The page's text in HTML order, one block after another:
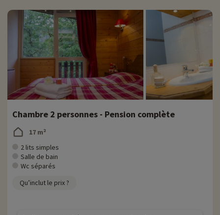
Activités famille sur place
Pour des informations très précises sur les activités à faire sur place
(date d'ouverture, âge pour les club, contenu du pack bébé...),
cliquez ici !
Sur place, les enfants sont accueillis en club à partir de 3 mois et
jusqu'à 17 ans. Les enfants participeront à des animations en
journées et seront encadrés par des professionnels. Vos enfants
pourront profiter d'activités sportives sous forme de jeux, d'ateliers
créatifs, il y aura même des soirées animées pour les plus grands !
Les tout petits auront droit à des séances d'éveil, des temps calmes
et des jeux éducatifs.
Profitez de moments en famille à la piscine intérieure chauffée du
village club, ouverte à tous et tout au long de l'année. Les plus petits
également l'espace détente qui comprend un hammam et un sauna.
Chambre 2 personnes - Pension complète
17 m²
2 lits simples
Salle de bain
Wc séparés
Qu’inclut le prix ?